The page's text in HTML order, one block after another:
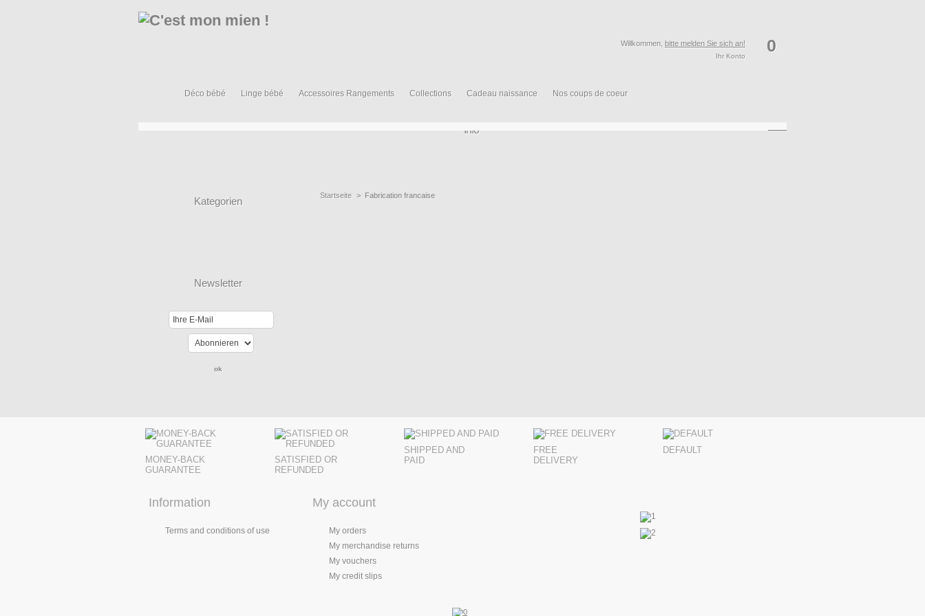
Déco bébé Linge bébé Accessoires Rangements Collections Cadeau naissance Nos coups de coeur
Info
Willkommen, bitte melden Sie sich an! 0
Ihr Konto
Kategorien
Newsletter
Startseite > Fabrication francaise
MONEY-BACK
GUARANTEE
SATISFIED OR
REFUNDED
SHIPPED AND
PAID
FREE
DELIVERY
DEFAULT
Information
Terms and conditions of use
My account
My orders
My merchandise returns
My vouchers
My credit slips